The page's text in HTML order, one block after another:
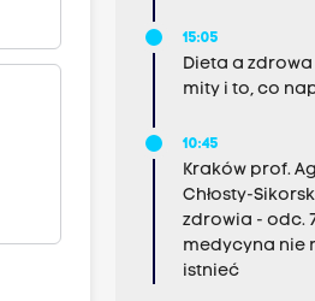
15:05
Dieta a zdrowa
mity i to, co
10:45
Kraków prof.
Chłosty-
zdrowia - odc.
medycyna nie
istnieć